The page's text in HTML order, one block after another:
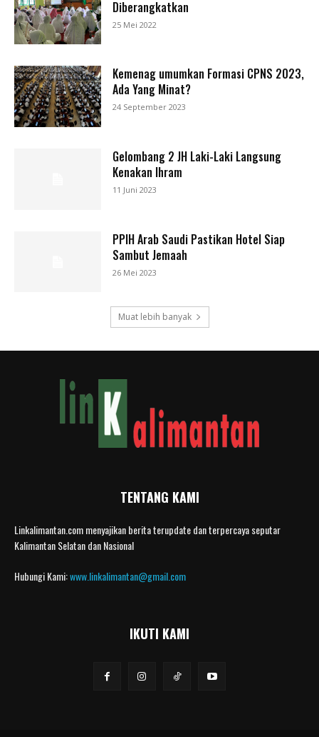
Diberangkatkan
25 Mei 2022
Kemenag umumkan Formasi CPNS 2023,
Ada Yang Minat?
24 September 2023
Gelombang 2 JH Laki-Laki Langsung
Kenakan Ihram
11 Juni 2023
PPIH Arab Saudi Pastikan Hotel Siap
Sambut Jemaah
26 Mei 2023
Muat lebih banyak
TENTANG KAMI
Linkalimantan.com menyajikan berita terupdate dan terpercaya seputar
Kalimantan Selatan dan Nasional
Hubungi Kami:www.linkalimantan@gmail.com
IKUTI KAMI